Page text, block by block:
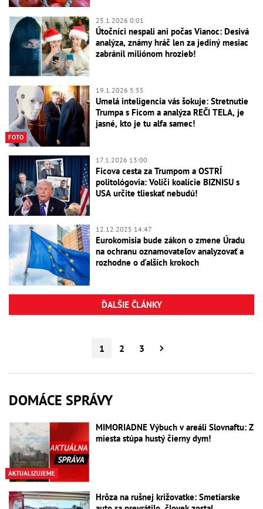
25.1.2026 0:01
Útočníci nespali ani počas Vianoc: Desivá
analýza, známy hráč len za jediný mesiac
zabránil miliónom hrozieb!
FOTO
19.1.2026 5:55
Umelá inteligencia vás šokuje: Stretnutie
Trumpa s Ficom a analýza REČI TELA, je
jasné, kto je tu alfa samec!
17.1.2026 13:00
Ficova cesta za Trumpom a OSTRÍ
politológovia: Voliči koalície BIZNISU s
USA určite tlieskať nebudú!
12.12.2025 14:47
Eurokomisia bude zákon o zmene Úradu
na ochranu oznamovateľov analyzovať a
rozhodne o ďalších krokoch
ĎALŠIE ČLÁNKY
1 2 3
DOMÁCE SPRÁVY
AKTUALIZUJEME
MIMORIADNE Výbuch v areáli Slovnaftu: Z
miesta stúpa hustý čierny dym!
Hrôza na rušnej križovatke: Smetiarske